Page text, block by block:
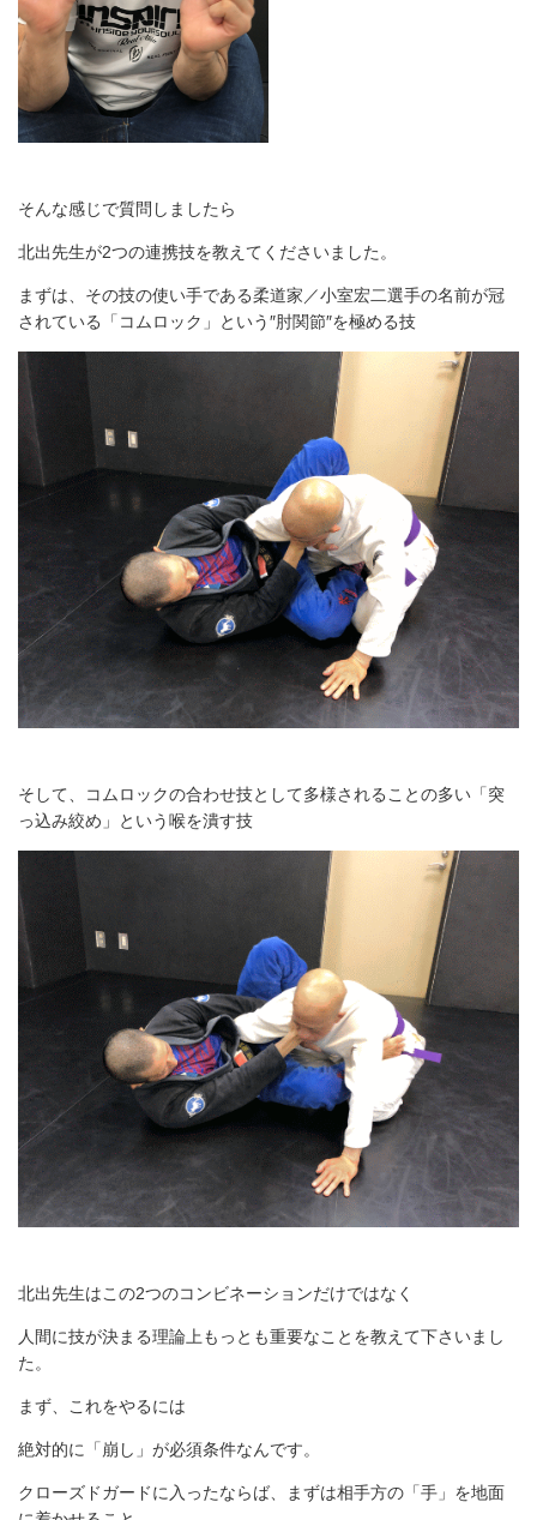
そんな感じで質問しましたら
北出先生が2つの連携技を教えてくださいました。
まずは、その技の使い手である柔道家／小室宏二選手の名前が冠
されている「コムロック」という″肘関節″を極める技
そして、コムロックの合わせ技として多様されることの多い「突
っ込み絞め」という喉を潰す技
北出先生はこの2つのコンビネーションだけではなく
人間に技が決まる理論上もっとも重要なことを教えて下さいまし
た。
まず、これをやるには
絶対的に「崩し」が必須条件なんです。
クローズドガードに入ったならば、まずは相手方の「手」を地面